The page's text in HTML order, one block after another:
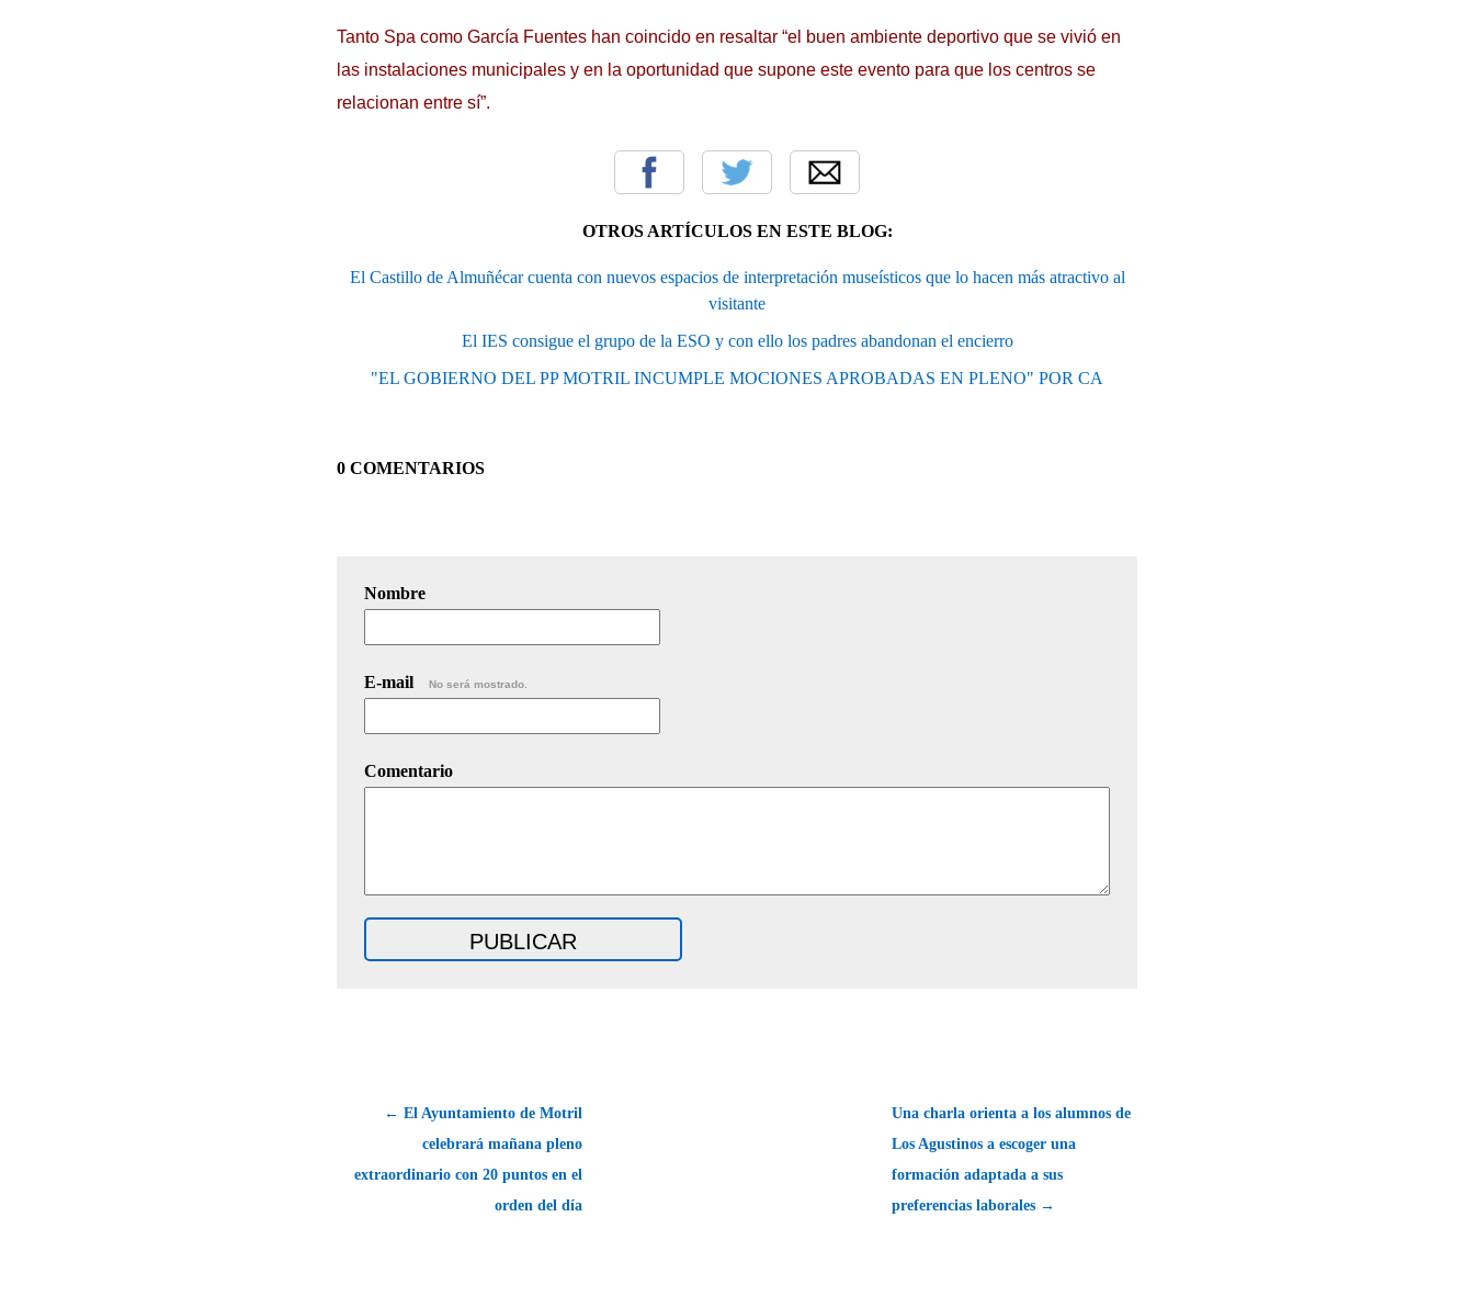
Tanto Spa como García Fuentes han coincido en resaltar “el buen ambiente deportivo que se vivió en
las instalaciones municipales y en la oportunidad que supone este evento para que los centros se
relacionan entre sí”.
OTROS ARTÍCULOS EN ESTE BLOG:
El Castillo de Almuñécar cuenta con nuevos espacios de interpretación museísticos que lo hacen más atractivo al
visitante
El IES consigue el grupo de la ESO y con ello los padres abandonan el encierro
"EL GOBIERNO DEL PP MOTRIL INCUMPLE MOCIONES APROBADAS EN PLENO" POR CA
0 COMENTARIOS
Nombre
E-mail No será mostrado.
Comentario
← El Ayuntamiento de Motril
celebrará mañana pleno
extraordinario con 20 puntos en el
orden del día
Una charla orienta a los alumnos de
Los Agustinos a escoger una
formación adaptada a sus
preferencias laborales →